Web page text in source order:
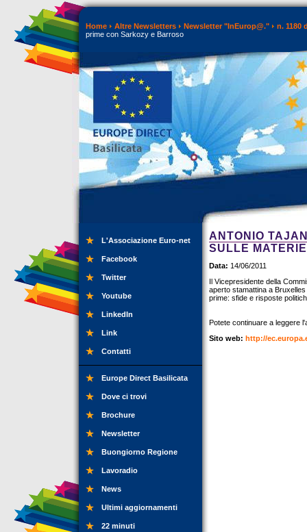
Home Altre Newsletters Newsletter "InEurop@."
n. 1180
prime con Sarkozy e Barroso
L'Associazione Euro-net
Facebook
Twitter
Youtube
LinkedIn
Link
Contatti
Europe Direct Basilicata
Dove ci trovi
Brochure
Newsletter
Buongiorno Regione
Lavoradio
News
Ultimi aggiornamenti
22 minuti
ANTONIO
SULLE
Data: 14/06/2011
Il Vicepresidente della
aperto stamattina a
prime: sfide e risposte
Potete continuare a leggere
Sito web: http://